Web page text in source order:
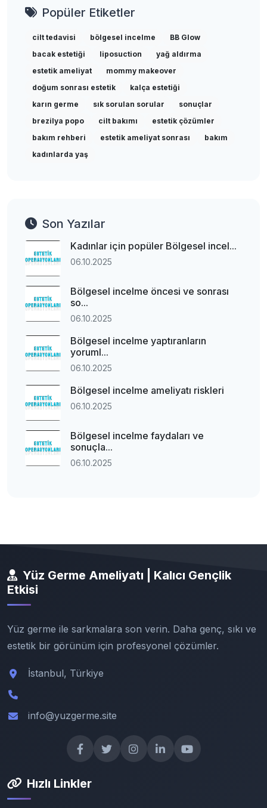
Popüler Etiketler
cilt tedavisi bölgesel incelme
BB Glow
bacak estetiği
liposuction
yağ aldırma
estetik ameliyat
mommy makeover
doğum sonrası estetik
kalça estetiği
karın germe
sık sorulan sorular
sonuçlar
brezilya popo
cilt bakımı
estetik çözümler
bakım rehberi
estetik ameliyat sonrası
bakım
kadınlarda yaş
Son Yazılar
Kadınlar için popüler Bölgesel incel...
06.10.2025
Bölgesel incelme öncesi ve sonrası
so...
06.10.2025
Bölgesel incelme yaptıranların
yoruml...
06.10.2025
Bölgesel incelme ameliyatı riskleri
06.10.2025
Bölgesel incelme faydaları ve
sonuçla...
06.10.2025
Yüz Germe Ameliyatı | Kalıcı Gençlik
Etkisi
Yüz germe ile sarkmalara son verin. Daha genç, sıkı ve
estetik bir görünüm için profesyonel çözümler.
İstanbul, Türkiye
info@yuzgerme.site
Hızlı Linkler